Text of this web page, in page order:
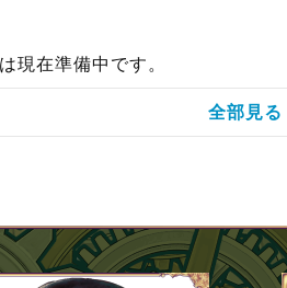
現在準備中です。
全部見る